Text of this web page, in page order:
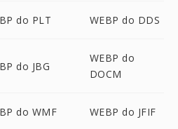
do PLT WEBP do DDS
do JBG
WEBP do
DOCM
do WMF WEBP do JFIF